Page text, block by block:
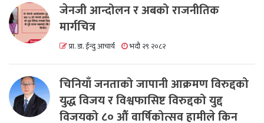
जेनजी आन्दोलन र अबको राजनीतिक
मार्गचित्र
प्रा. डा. ईन्दु आचार्य भदौ २९ २०८२
चिनियाँ जनताको जापानी आक्रमण विरुद्दको
युद्ध विजय र विश्वफासिष्ट विरुद्दको युद्द
विजयको ८० औं वार्षिकोत्सव हामीले किन